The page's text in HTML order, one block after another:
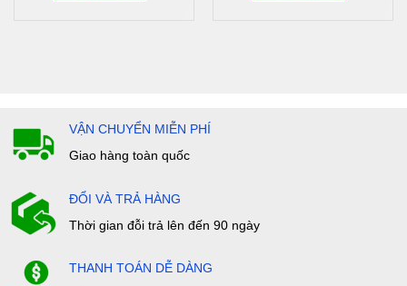
VẬN CHUYỂN MIỄN PHÍ
Giao hàng toàn quốc
ĐỔI VÀ TRẢ HÀNG
Thời gian đỗi trả lên đến 90 ngày
THANH TOÁN DỄ DÀNG